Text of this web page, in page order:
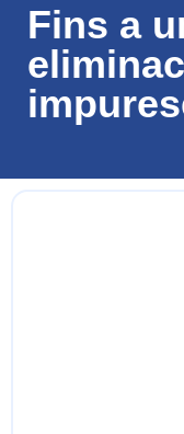
Fins a